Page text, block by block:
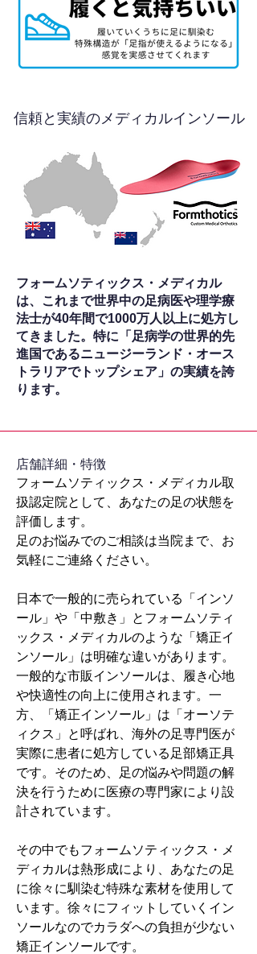
信頼と実績のメディカルインソール
フォームソティックス・メディカル
は、これまで世界中の足病医や理学療
法士が40年間で1000万人以上に処方し
てきました。特に「足病学の世界的先
進国であるニュージーランド・オース
トラリアでトップシェア」の実績を誇
ります。
​店舗詳細・特徴
フォームソティックス・メディカル取
扱認定院として、あなたの足の状態を
評価します。
足のお悩みでのご相談は当院まで、お
気軽にご連絡ください。
日本で一般的に売られている「インソ
ール」や「中敷き」とフォームソティ
ックス・メディカルのような「矯正イ
ンソール」は明確な違いがあります。
一般的な市販インソールは、履き心地
や快適性の向上に使用されます。一
方、「矯正インソール」は「オーソテ
ィクス」と呼ばれ、海外の足専門医が
実際に患者に処方している足部矯正具
です。そのため、足の悩みや問題の解
決を行うために医療の専門家により設
計されています。
その中でもフォームソティックス・メ
ディカルは熱形成により、あなたの足
に徐々に馴染む特殊な素材を使用して
います。徐々にフィットしていくイン
ソールなのでカラダへの負担が少ない
矯正インソールです。